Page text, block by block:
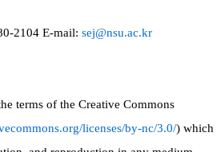
2104 E-mail: sej@nsu.ac.kr
terms of the Creative Commons
licenses/by-nc/3.0/) which